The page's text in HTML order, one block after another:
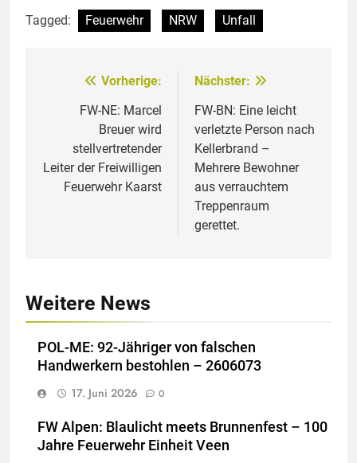
Tagged: Feuerwehr NRW Unfall
Beitragsnavigation
Vorherige:
FW-NE: Marcel
Breuer wird
stellvertretender
Leiter der Freiwilligen
Feuerwehr Kaarst
Nächster:
FW-BN: Eine leicht
verletzte Person nach
Kellerbrand –
Mehrere Bewohner
aus verrauchtem
Treppenraum
gerettet.
Weitere News
POL-ME: 92-Jähriger von falschen
Handwerkern bestohlen – 2606073
17. Juni 2026
0
FW Alpen: Blaulicht meets Brunnenfest – 100
Jahre Feuerwehr Einheit Veen